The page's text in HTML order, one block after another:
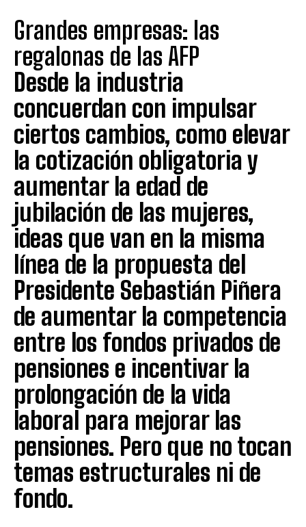
Grandes empresas: las
regalonas de las AFP
Desde la industria
concuerdan con impulsar
ciertos cambios, como elevar
la cotización obligatoria y
aumentar la edad de
jubilación de las mujeres,
ideas que van en la misma
línea de la propuesta del
Presidente Sebastián Piñera
de aumentar la competencia
entre los fondos privados de
pensiones e incentivar la
prolongación de la vida
laboral para mejorar las
pensiones. Pero que no tocan
temas estructurales ni de
fondo.